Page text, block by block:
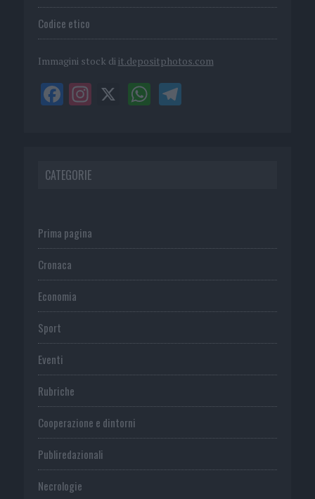
Codice etico
Immagini stock di it.depositphotos.com
CATEGORIE
Prima pagina
Cronaca
Economia
Sport
Eventi
Rubriche
Cooperazione e dintorni
Publiredazionali
Necrologie